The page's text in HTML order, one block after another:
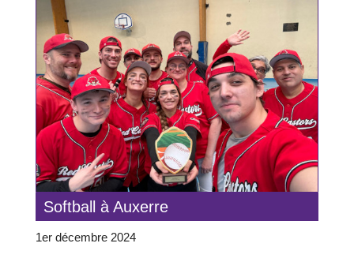
Softball à Auxerre
1er décembre 2024